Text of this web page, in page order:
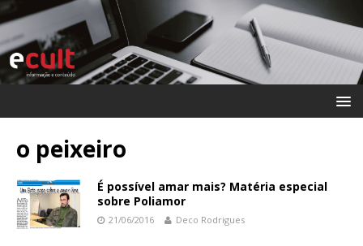
o peixeiro
É possível amar mais? Matéria especial
sobre Poliamor
21/06/2016 Deco Rodrigues